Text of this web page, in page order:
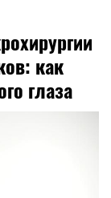
как
глаза